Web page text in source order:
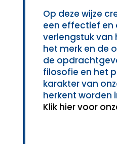
Op deze wijze
een effectief en
verlengstuk van
het merk en de
de
filosofie en het
karakter van
herkent worden
Klik hier voor